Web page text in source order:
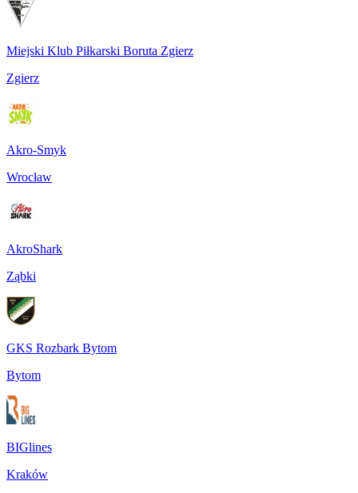
Miejski Klub Piłkarski Boruta Zgierz
Zgierz
Akro-Smyk
Wrocław
AkroShark
Ząbki
GKS Rozbark Bytom
Bytom
BIGlines
Kraków